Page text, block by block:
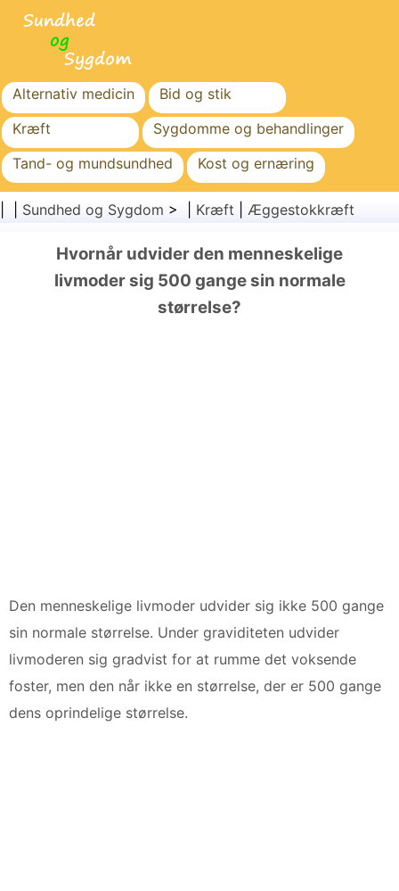
Alternativ medicin
Bid og stik
Kræft
Sygdomme og behandlinger
Tand- og mundsundhed
Kost og ernæring
Familiesundhed
Sundhedssektoren
Sundhed og Sygdom > | Kræft Æggestokkræft
Hvornår udvider den menneskelige
livmoder sig 500 gange sin normale
størrelse?
Den menneskelige livmoder udvider sig ikke 500 gange
sin normale størrelse. Under graviditeten udvider
livmoderen sig gradvist for at rumme det voksende
foster, men den når ikke en størrelse, der er 500 gange
dens oprindelige størrelse.